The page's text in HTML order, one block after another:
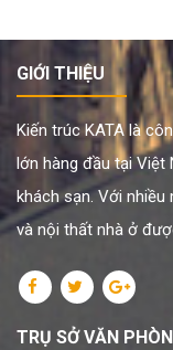
GIỚI THIỆU
Kiến trúc KATA là
lớn hàng đầu tại Việt
khách sạn. Với nhiều
và nội thất nhà ở
TRỤ SỞ VĂN